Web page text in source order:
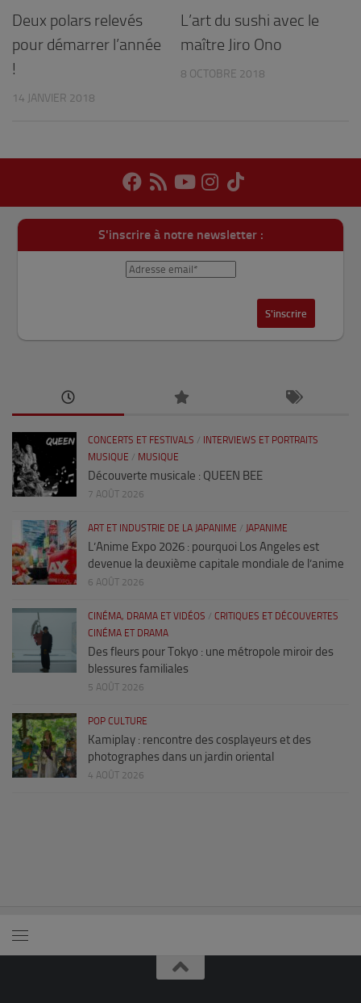
Deux polars relevés
pour démarrer l’année
!
14 JANVIER 2018
L’art du sushi avec le
maître Jiro Ono
8 OCTOBRE 2018
S'inscrire à notre newsletter :
CONCERTS ET FESTIVALS / INTERVIEWS ET PORTRAITS
MUSIQUE / MUSIQUE
Découverte musicale : QUEEN BEE
7 AOÛT 2026
ART ET INDUSTRIE DE LA JAPANIME / JAPANIME
L’Anime Expo 2026 : pourquoi Los Angeles est
devenue la deuxième capitale mondiale de l’anime
6 AOÛT 2026
CINÉMA, DRAMA ET VIDÉOS / CRITIQUES ET DÉCOUVERTES
CINÉMA ET DRAMA
Des fleurs pour Tokyo : une métropole miroir des
blessures familiales
5 AOÛT 2026
POP CULTURE
Kamiplay : rencontre des cosplayeurs et des
photographes dans un jardin oriental
4 AOÛT 2026